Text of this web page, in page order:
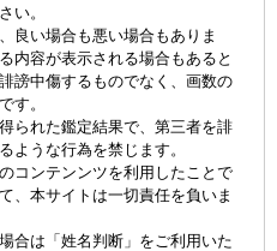
い。
良い場合も悪い場合もありま
内容が表示される場合もあると
謗中傷するものでなく、画数の
す。
られた鑑定結果で、第三者を誹
ような行為を禁じます。
コンテンンツを利用したことで
、本サイトは一切責任を負いま
合は「姓名判断」をご利用いた